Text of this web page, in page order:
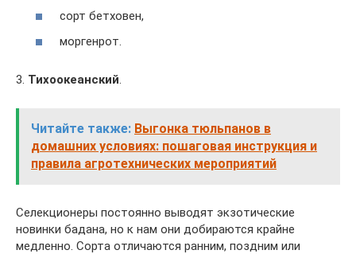
сорт бетховен,
моргенрот.
3. Тихоокеанский.
Читайте также: Выгонка тюльпанов в
домашних условиях: пошаговая инструкция и
правила агротехнических мероприятий
Селекционеры постоянно выводят экзотические
новинки бадана, но к нам они добираются крайне
медленно. Сорта отличаются ранним, поздним или